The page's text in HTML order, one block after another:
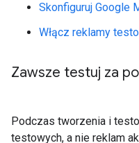
Skonfiguruj Google
Włącz reklamy
Zawsze testuj za
Podczas tworzenia i
testowych, a nie reklam